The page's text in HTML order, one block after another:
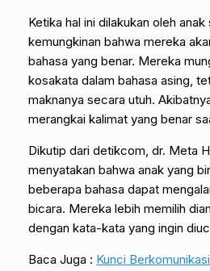
Ketika hal ini dilakukan oleh anak
kemungkinan bahwa mereka
bahasa yang benar. Mereka
kosakata dalam bahasa asing,
maknanya secara utuh.
merangkai kalimat yang benar
Dikutip dari detikcom, dr. Meta
menyatakan bahwa anak yang
beberapa bahasa dapat
bicara. Mereka lebih memilih
dengan kata-kata yang ingin
Baca Juga : Kunci